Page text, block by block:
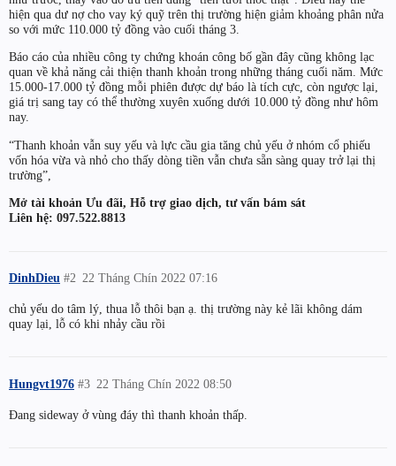
hiện qua dư nợ cho vay ký quỹ trên thị trường hiện giảm khoảng phân nửa
so với mức 110.000 tỷ đồng vào cuối tháng 3.
Báo cáo của nhiều công ty chứng khoán công bố gần đây cũng không lạc
quan về khả năng cải thiện thanh khoản trong những tháng cuối năm. Mức
15.000-17.000 tỷ đồng mỗi phiên được dự báo là tích cực, còn ngược lại,
giá trị sang tay có thể thường xuyên xuống dưới 10.000 tỷ đồng như hôm
nay.
“Thanh khoản vẫn suy yếu và lực cầu gia tăng chủ yếu ở nhóm cổ phiếu
vốn hóa vừa và nhỏ cho thấy dòng tiền vẫn chưa sẵn sàng quay trở lại thị
trường”,
Mở tài khoản Ưu đãi, Hỗ trợ giao dịch, tư vấn bám sát
Liên hệ: 097.522.8813
DinhDieu 22 Tháng Chín 2022 07:16
#2
chủ yếu do tâm lý, thua lỗ thôi bạn ạ. thị trường này kẻ lãi không dám
quay lại, lỗ có khi nhảy cầu rồi
Hungvt1976 22 Tháng Chín 2022 08:50
#3
Đang sideway ở vùng đáy thì thanh khoản thấp.